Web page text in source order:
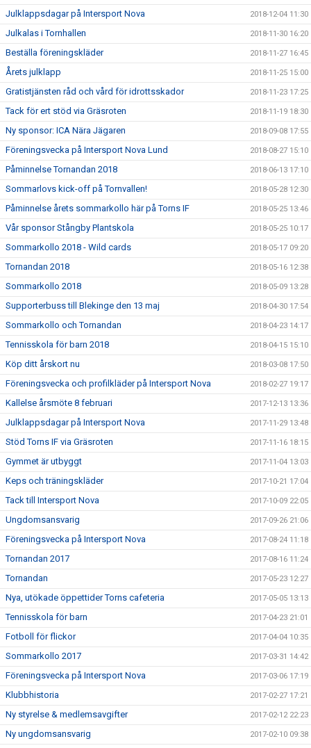
Julklappsdagar på Intersport Nova 2018-12-04 11:30
Julkalas i Tornhallen 2018-11-30 16:20
Beställa föreningskläder 2018-11-27 16:45
Årets julklapp 2018-11-25 15:00
Gratistjänsten råd och vård för idrottsskador 2018-11-23 17:25
Tack för ert stöd via Gräsroten 2018-11-19 18:30
Ny sponsor: ICA Nära Jägaren 2018-09-08 17:55
Föreningsvecka på Intersport Nova Lund 2018-08-27 15:10
Påminnelse Tornandan 2018 2018-06-13 17:10
Sommarlovs kick-off på Tornvallen! 2018-05-28 12:30
Påminnelse årets sommarkollo här på Torns IF 2018-05-25 13:46
Vår sponsor Stångby Plantskola 2018-05-25 10:17
Sommarkollo 2018 - Wild cards 2018-05-17 09:20
Tornandan 2018 2018-05-16 12:38
Sommarkollo 2018 2018-05-09 13:28
Supporterbuss till Blekinge den 13 maj 2018-04-30 17:54
Sommarkollo och Tornandan 2018-04-23 14:17
Tennisskola för barn 2018 2018-04-15 15:10
Köp ditt årskort nu 2018-03-08 17:50
Föreningsvecka och profilkläder på Intersport Nova 2018-02-27 19:17
Kallelse årsmöte 8 februari 2017-12-13 13:36
Julklappsdagar på Intersport Nova 2017-11-29 13:48
Stöd Torns IF via Gräsroten 2017-11-16 18:15
Gymmet är utbyggt 2017-11-04 13:03
Keps och träningskläder 2017-10-21 17:04
Tack till Intersport Nova 2017-10-09 22:05
Ungdomsansvarig 2017-09-26 21:06
Föreningsvecka på Intersport Nova 2017-08-24 11:18
Tornandan 2017 2017-08-16 11:24
Tornandan 2017-05-23 12:27
Nya, utökade öppettider Torns cafeteria 2017-05-05 13:13
Tennisskola för barn 2017-04-23 21:01
Fotboll för flickor 2017-04-04 10:35
Sommarkollo 2017 2017-03-31 14:42
Föreningsvecka på Intersport Nova 2017-03-06 17:19
Klubbhistoria 2017-02-27 17:21
Ny styrelse & medlemsavgifter 2017-02-12 22:23
Ny ungdomsansvarig 2017-02-10 09:38